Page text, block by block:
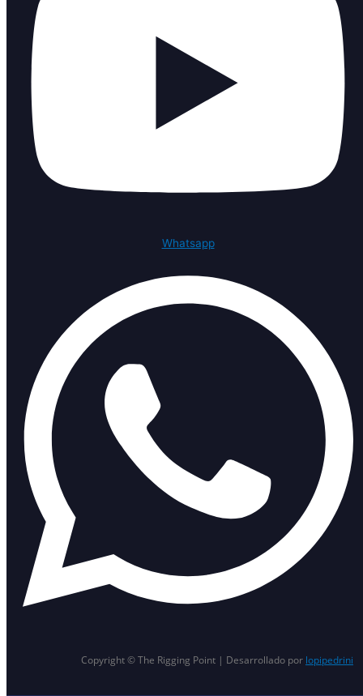
Whatsapp
Copyright © The Rigging Point | Desarrollado por lopipedrini